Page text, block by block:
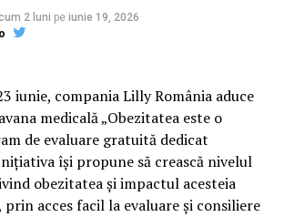
2 luni pe iunie 19, 2026
iunie, compania Lilly România aduce
medicală „Obezitatea este o
de evaluare gratuită dedicat
își propune să crească nivelul
obezitatea și impactul acesteia
prin acces facil la evaluare și consiliere